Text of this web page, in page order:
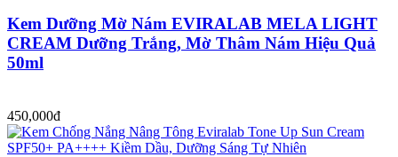
Kem Dưỡng Mờ Nám EVIRALAB MELA LIGHT
CREAM Dưỡng Trắng, Mờ Thâm Nám Hiệu Quả
50ml
450,000đ